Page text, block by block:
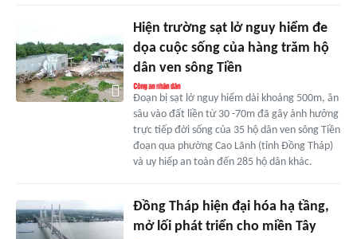
Hiện trường sạt lở nguy hiểm đe
dọa cuộc sống của hàng trăm hộ
dân ven sông Tiền
Đoạn bị sạt lở nguy hiểm dài khoảng 500m, ăn
sâu vào đất liền từ 30 -70m đã gây ảnh hưởng
trực tiếp đời sống của 35 hộ dân ven sông Tiền
đoạn qua phường Cao Lãnh (tỉnh Đồng Tháp)
và uy hiếp an toàn đến 285 hộ dân khác.
Đồng Tháp hiện đại hóa hạ tầng,
mở lối phát triển cho miền Tây